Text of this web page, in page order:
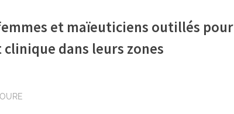
et maïeuticiens outillés pour
dans leurs zones